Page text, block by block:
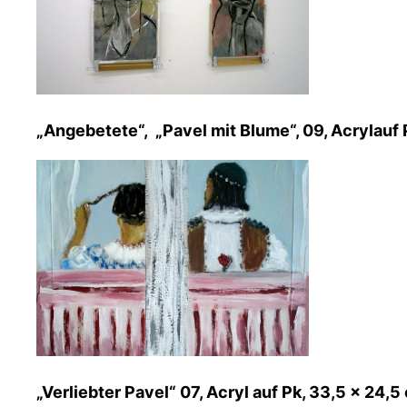
„Angebetete“, „Pavel mit Blume“, 09, Acrylauf
„Verliebter Pavel“ 07, Acryl auf Pk, 33,5 x 24,5